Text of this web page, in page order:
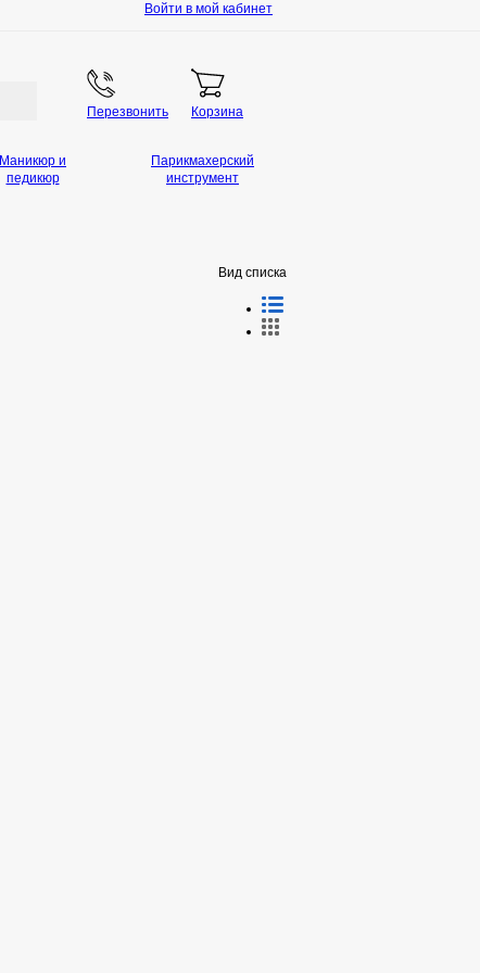
Войти в мой кабинет
Перезвонить Корзина
Вид списка
Маникюр и
педикюр
Парикмахерский
инструмент